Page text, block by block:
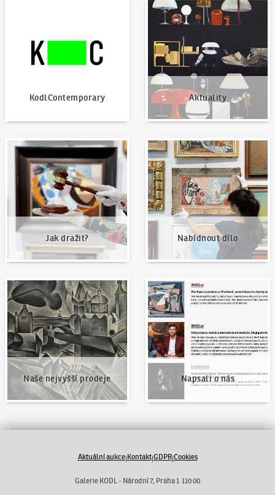
KodlContemporary Aktuality
Aktuality
Jak dražit?
Jak dražit?
Nabídnout dílo
Nabídnout dílo
Naše nejvyšší prodeje
Naše nejvyšší prodeje
Napsali o nás
Napsali o nás
Aktuální aukce|Kontakt|GDPR|Cookies
Galerie KODL - Národní 7, Praha 1 110 00